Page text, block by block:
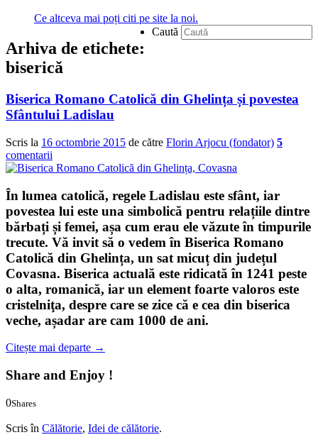
Ce altceva mai poți citi pe site la noi.
Caută
Arhiva de etichete:
biserică
Biserica Romano Catolică din Ghelința și povestea
Sfântului Ladislau
Scris la 16 octombrie 2015 de către Florin Arjocu (fondator) 5
comentarii
În lumea catolică, regele Ladislau este sfânt, iar
povestea lui este una simbolică pentru relațiile dintre
bărbați și femei, așa cum erau ele văzute în timpurile
trecute. Vă invit să o vedem în Biserica Romano
Catolică din Ghelința, un sat micuț din județul
Covasna. Biserica actuală este ridicată în 1241 peste
o alta, romanică, iar un element foarte valoros este
cristelniţa, despre care se zice că e cea din biserica
veche, așadar are cam 1000 de ani.
Citește mai departe →
Share and Enjoy !
0Shares
Scris în Călătorie, Idei de călătorie.